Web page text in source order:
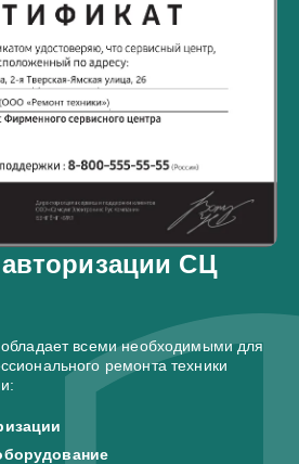
СЦ
всеми необходимыми для
ремонта техники